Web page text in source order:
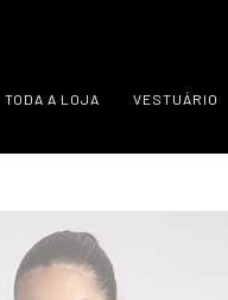
TODA A LOJA VESTUÁRIO